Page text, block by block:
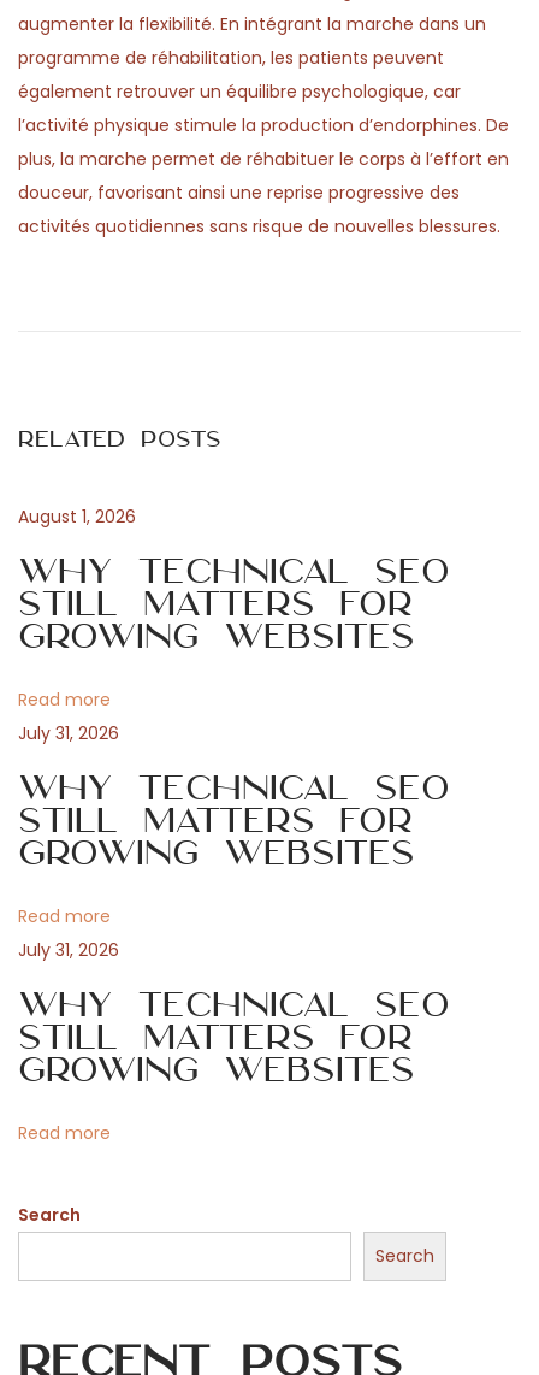
augmenter la flexibilité. En intégrant la marche dans un
programme de réhabilitation, les patients peuvent
également retrouver un équilibre psychologique, car
l’activité physique stimule la production d’endorphines. De
plus, la marche permet de réhabituer le corps à l’effort en
douceur, favorisant ainsi une reprise progressive des
activités quotidiennes sans risque de nouvelles blessures.
s
n
a
i
g
a
t
i
o
n
o
s
o
s
t
a
p
m
i
a
s
s
i
p
r
a
o
t
t
u
c
n
Related Posts
August 1, 2026
Why Technical SEO
Still Matters for
Growing Websites
Read more
July 31, 2026
Why Technical SEO
Still Matters for
Growing Websites
Read more
July 31, 2026
Why Technical SEO
Still Matters for
Growing Websites
Read more
Search
Search
Recent Posts